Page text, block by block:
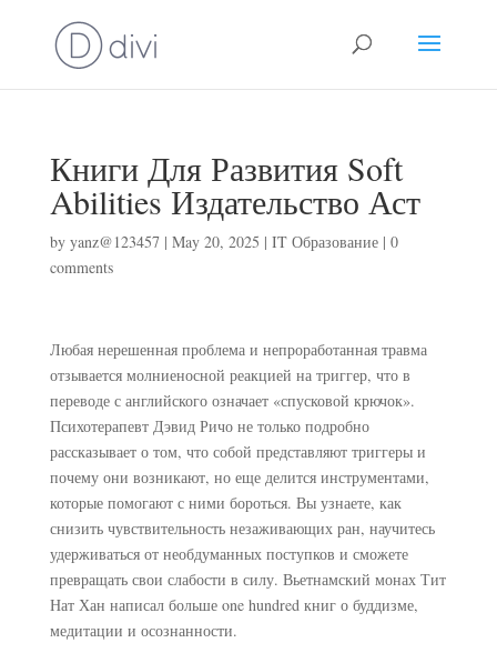
Книги Для Развития Soft
Abilities Издательство Аст
by yanz@123457| May 20, 2025 | IT Образование| 0
comments
Любая нерешенная проблема и непроработанная травма
отзывается молниеносной реакцией на триггер, что в
переводе с английского означает «спусковой крючок».
Психотерапевт Дэвид Ричо не только подробно
рассказывает о том, что собой представляют триггеры и
почему они возникают, но еще делится инструментами,
которые помогают с ними бороться. Вы узнаете, как
снизить чувствительность незаживающих ран, научитесь
удерживаться от необдуманных поступков и сможете
превращать свои слабости в силу. Вьетнамский монах Тит
Нат Хан написал больше one hundred книг о буддизме,
медитации и осознанности.